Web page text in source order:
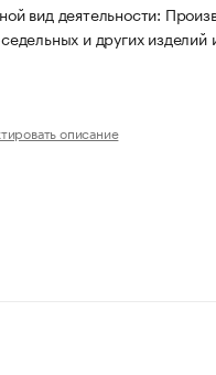
вид деятельности:
и других
описание